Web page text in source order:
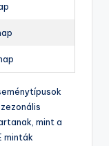
mint a
minták